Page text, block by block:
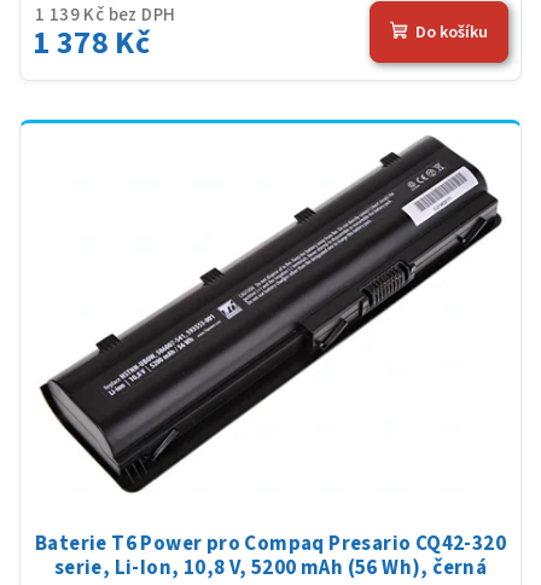
1 139 Kč bez DPH
1 378 Kč Do košíku
Baterie T6 Power pro Compaq Presario CQ42-320
serie, Li-Ion, 10,8 V, 5200 mAh (56 Wh), černá